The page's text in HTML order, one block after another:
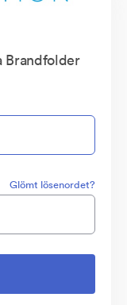
Brandfolder
Glömt lösenordet?